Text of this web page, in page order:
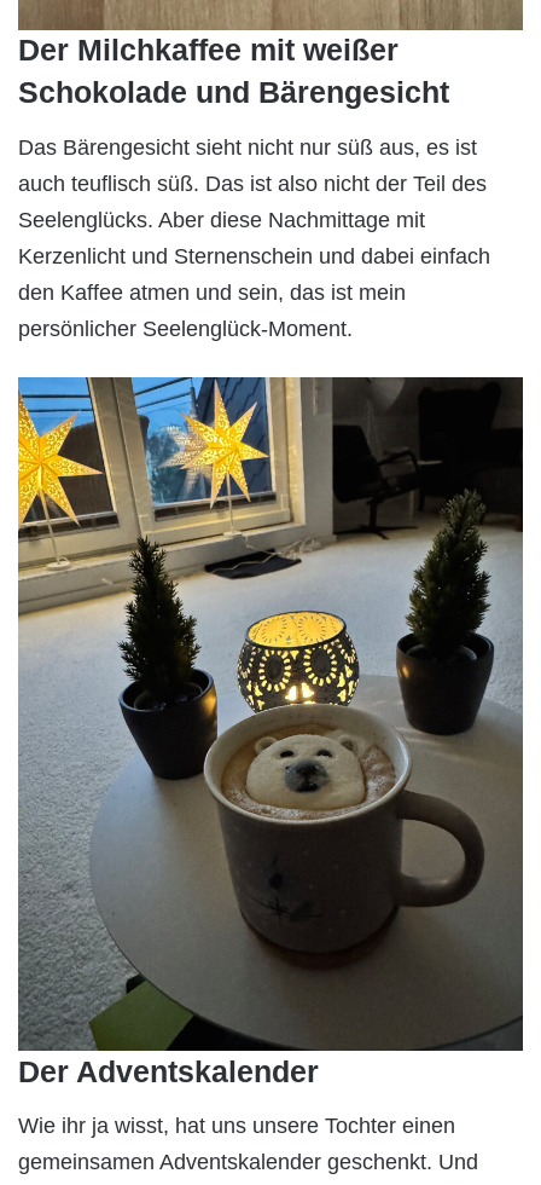
Der Milchkaffee mit weißer
Schokolade und Bärengesicht
Das Bärengesicht sieht nicht nur süß aus, es ist
auch teuflisch süß. Das ist also nicht der Teil des
Seelenglücks. Aber diese Nachmittage mit
Kerzenlicht und Sternenschein und dabei einfach
den Kaffee atmen und sein, das ist mein
persönlicher Seelenglück-Moment.
Der Adventskalender
Wie ihr ja wisst, hat uns unsere Tochter einen
gemeinsamen Adventskalender geschenkt. Und